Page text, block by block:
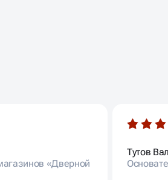
«Дверной
Тутов